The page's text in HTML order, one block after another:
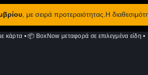
, με σειρά προτεραιότητας.Η
κάρτα • 📦 BoxNow μεταφορά σε επιλεγμένα είδη •